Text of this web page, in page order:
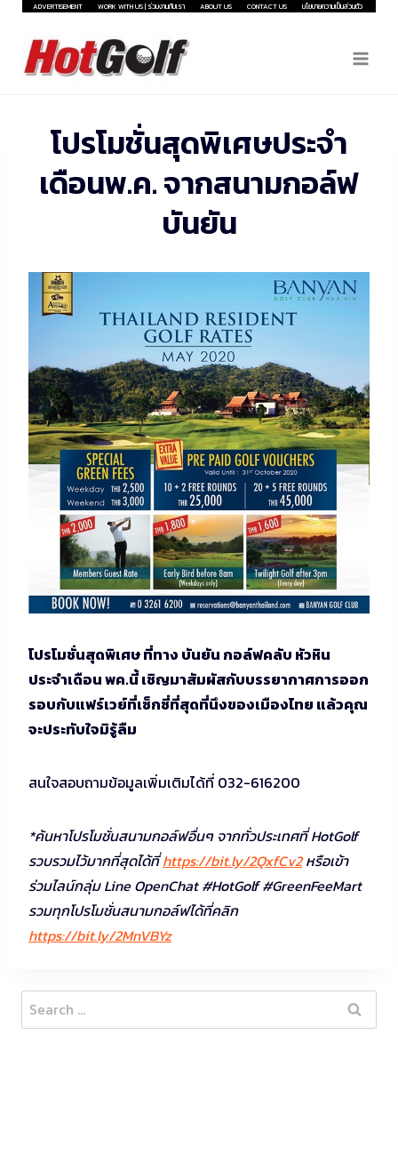
Skip
content
ADVERTISEMENT WORK WITH US | ร่วมงานกับเรา ABOUT US CONTACT US นโยบายความเป็นส่วนตัว
โปรโมชั่นสุดพิเศษประจำ
เดือนพ.ค. จากสนามกอล์ฟ
บันยัน
โปรโมชั่นสุดพิเศษ ที่ทาง บันยัน กอล์ฟคลับ หัวหิน
ประจำเดือน พค.นี้ เชิญมาสัมผัสกับบรรยากาศการออก
รอบกับแฟร์เวย์ที่เซ็กซี่ที่สุดที่นึงของเมืองไทย แล้วคุณ
จะประทับใจมิรู้ลืม
สนใจสอบถามข้อมูลเพิ่มเติมได้ที่ 032-616200
*ค้นหาโปรโมชั่นสนามกอล์ฟอื่นๆ จากทั่วประเทศที่ HotGolf
รวบรวมไว้มากที่สุดได้ที่https://bit.ly/2QxfCv2หรือเข้า
ร่วมไลน์กลุ่ม Line OpenChat #HotGolf #GreenFeeMart
รวมทุกโปรโมชั่นสนามกอล์ฟได้ที่คลิก
https://bit.ly/2MnVBYz
Search
for: